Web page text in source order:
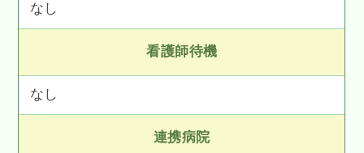
なし
看護師待機
なし
連携病院